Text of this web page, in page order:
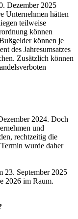
Dezember 2025
Unternehmen hätten
teilweise
können
können je
des Jahresumsatzes
Zusätzlich können
2024. Doch
und
rechtzeitig die
wurde daher
23. September 2025
2026 im Raum.